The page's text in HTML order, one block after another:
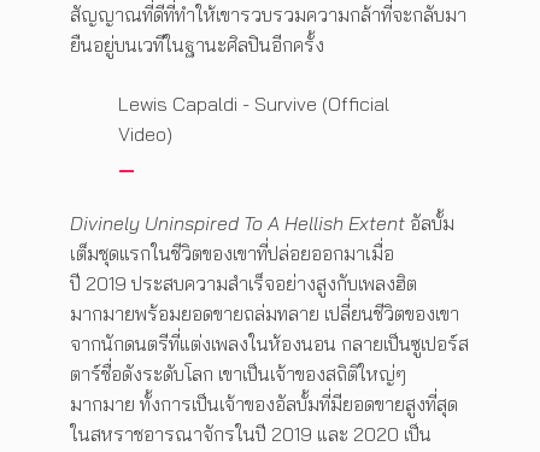
สัญญาณที่ดีที่ทำให้เขารวบรวมความกล้าที่จะกลับมา
ยืนอยู่บนเวทีในฐานะศิลปินอีกครั้ง
Lewis Capaldi - Survive (Official
Video)
Divinely Uninspired To A Hellish Extent อัลบั้ม
เต็มชุดแรกในชีวิตของเขาที่ปล่อยออกมาเมื่อ
ปี 2019 ประสบความสำเร็จอย่างสูงกับเพลงฮิต
มากมายพร้อมยอดขายถล่มทลาย เปลี่ยนชีวิตของเขา
จากนักดนตรีที่แต่งเพลงในห้องนอน กลายเป็นซูเปอร์ส
ตาร์ชื่อดังระดับโลก เขาเป็นเจ้าของสถิติใหญ่ๆ
มากมาย ทั้งการเป็นเจ้าของอัลบั้มที่มียอดขายสูงที่สุด
ในสหราชอารณาจักรในปี 2019 และ 2020 เป็น